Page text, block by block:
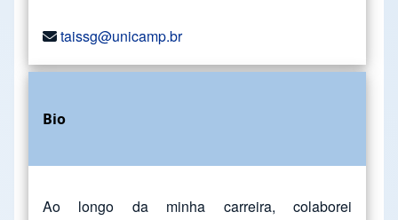
taissg@unicamp.br
Bio
Ao longo da minha carreira, colaborei